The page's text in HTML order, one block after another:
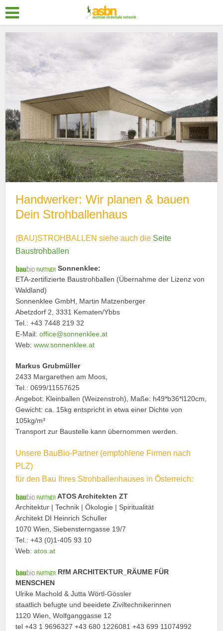
Handwerker: Wir planen & bauen
Dein Strohballenhaus
(BAU)STROHBALLEN siehe auch die Seite
Baustrohballen
Sonnenklee:
ETA-zertifizierte Baustrohballen (Übernahme der Lizenz von
Waldland)
Sonnenklee GmbH, Martin Matzenberger
Abetzdorf 2, 3331 Kematen/Ybbs
Tel.:+43 7448 219 32
E-Mail: office@sonnenklee.at
Web:www.sonnenklee.at
Markus Grubmüller
2433 Margarethen am Moos,
Tel.: 0699/11557625
Angebot: Kleinballen (Weizenstroh), Maße: h49*b36*l120cm,
Gewicht: ca. 15kg entspricht in etwa einer Dichte von
105kg/m³
Transport zur Baustelle kann übernommen werden.
Unsere BauBio-Partner (empfohlene Firmen nach
PLZ)
für den Bau Ihres Strohballenhauses in Österreich:
ATOS Architekten ZT
Architektur | Technik | Ökologie | Spiritualität
Architekt DI Heinrich Schuller
1070 Wien, Siebensterngasse 19/7
Tel.: +43 (0)1-405 93 10
Web:atos.at
RfM ARCHITEKTUR_RÄUME FÜR
MENSCHEN
Ulrike Machold & Jutta Wörtl-Gössler
staatlich befugte und beeidete Ziviltechnikerinnen
1120 Wien, Wolfganggasse 12
tel +43 1 9696327 +43 680 1226081 +43 699 11074992